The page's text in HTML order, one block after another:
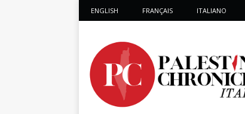
ENGLISH FRANÇAIS ITALIANO